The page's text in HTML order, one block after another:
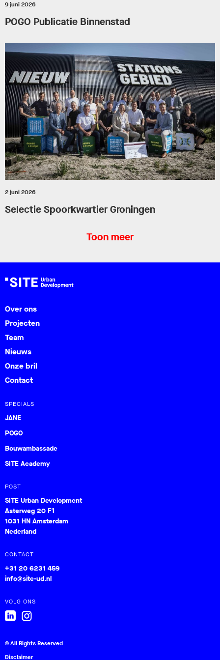
9 juni 2026
POGO Publicatie Binnenstad
2 juni 2026
Selectie Spoorkwartier Groningen
Toon meer
Over ons
Projecten
Team
Nieuws
Onze bril
Contact
SPECIALS
JANE
POGO
Bouwambassade
SITE Academy
POST
SITE Urban Development
Asterweg 20 F1
1031 HN Amsterdam
Nederland
CONTACT
+31 20 6231 459
info@site-ud.nl
VOLG ONS
© All Rights Reserved
Disclaimer